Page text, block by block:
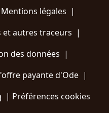
Mentions légales |
et autres traceurs |
des données |
payante d'Ode |
| Préférences cookies